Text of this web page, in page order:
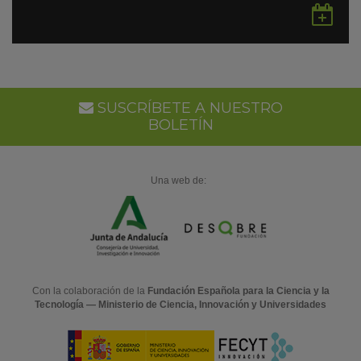
en
SUSCRÍBETE A NUESTRO
BOLETÍN
Una web de:
Con la colaboración de la Fundación Española para la Ciencia y la
Tecnología — Ministerio de Ciencia, Innovación y Universidades